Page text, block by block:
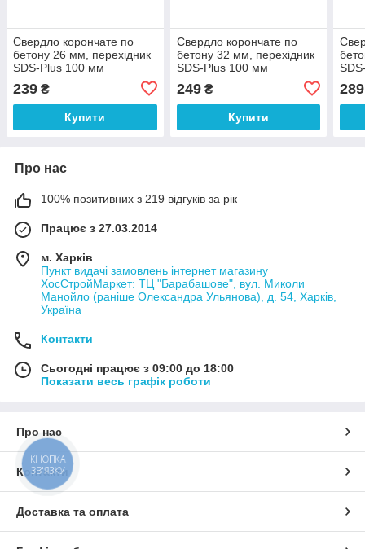
Cвердло корончате по
бетону 26 мм, перехідник
SDS-Plus 100 мм
239 ₴
Купити
Свердло корончате по
бетону 32 мм, перехідник
SDS-Plus 100 мм
249₴
Купити
289
Про нас
100% позитивних з 219 відгуків за рік
Працює з 27.03.2014
м. Харків
Пункт видачі замовлень інтернет магазину
ХосСтройМаркет: ТЦ "Барабашове", вул. Миколи
Манойло (раніше Олександра Ульянова), д. 54, Харків,
Україна
Контакти
Сьогодні працює з 09:00 до 18:00
Показати весь графік роботи
Про нас
Контакти
Доставка та оплата
КНОПКА
ЗВ'ЯЗКУ